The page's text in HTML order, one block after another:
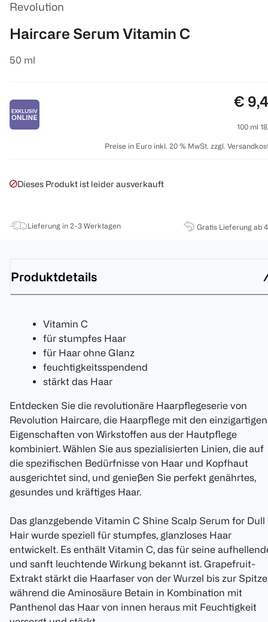
Revolution
Haircare Serum Vitamin C
50 ml
€
100 ml
Preise in Euro inkl. 20 % MwSt. zzgl.
Dieses Produkt ist leider ausverkauft
Lieferung in 2-3 Werktagen Gratis Lieferung ab
Produktdetails
Vitamin C
für stumpfes Haar
für Haar ohne Glanz
feuchtigkeitsspendend
stärkt das Haar
Entdecken Sie die revolutionäre Haarpflegeserie von
Revolution Haircare, die Haarpflege mit den einzigartigen
Eigenschaften von Wirkstoffen aus der Hautpflege
kombiniert. Wählen Sie aus spezialisierten Linien, die auf
die spezifischen Bedürfnisse von Haar und Kopfhaut
ausgerichtet sind, und genießen Sie perfekt genährtes,
gesundes und kräftiges Haar.
Das glanzgebende Vitamin C Shine Scalp Serum for Dull
Hair wurde speziell für stumpfes, glanzloses Haar
entwickelt. Es enthält Vitamin C, das für seine
und sanft leuchtende Wirkung bekannt ist. Grapefruit-
Extrakt stärkt die Haarfaser von der Wurzel bis zur
während die Aminosäure Betain in Kombination mit
Panthenol das Haar von innen heraus mit Feuchtigkeit